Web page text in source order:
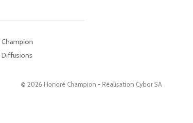
© 2026 Honoré Champion - Réalisation Cybor SA
Champion
Diffusions